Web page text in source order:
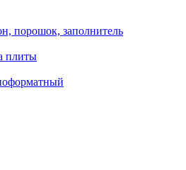
порошок, заполнитель
плиты